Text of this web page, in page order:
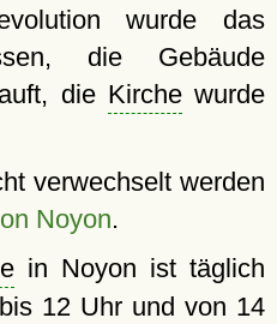
wurde das
die Gebäude
die Kirchewurde
verwechselt werden
Noyon.
in Noyon ist täglich
12 Uhr und von 14